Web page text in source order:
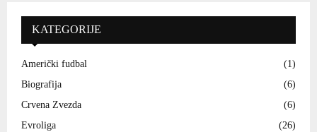
KATEGORIJE
Američki fudbal
(1)
Biografija
(6)
Crvena Zvezda
(6)
Evroliga
(26)